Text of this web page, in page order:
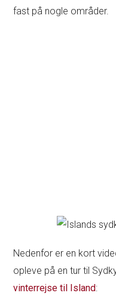
fast på nogle områder.
Nedenfor er en kort
opleve på en tur til
vinterrejse til Island: